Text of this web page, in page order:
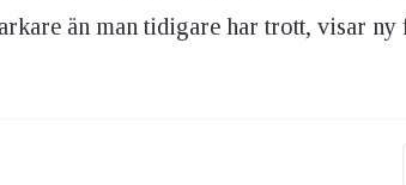
än man tidigare har trott, visar
Om fråga doktorn